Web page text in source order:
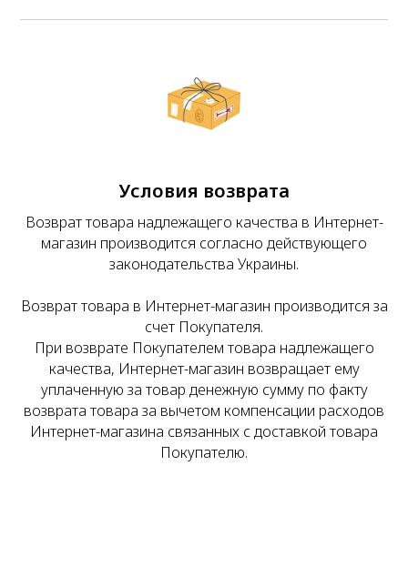
Условия возврата
Возврат товара надлежащего качества в Интернет-
магазин производится согласно действующего
законодательства Украины.
Возврат товара в Интернет-магазин производится за
счет Покупателя.
При возврате Покупателем товара надлежащего
качества, Интернет-магазин возвращает ему
уплаченную за товар денежную сумму по факту
возврата товара за вычетом компенсации расходов
Интернет-магазина связанных с доставкой товара
Покупателю.